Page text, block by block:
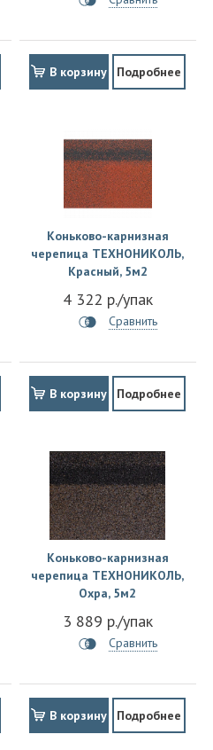
В корзину Подробнее
Коньково-карнизная
черепица ТЕХНОНИКОЛЬ,
Красный, 5м2
4 322 р./упак
Сравнить
В корзину Подробнее
Коньково-карнизная
черепица ТЕХНОНИКОЛЬ,
Охра, 5м2
3 889 р./упак
Сравнить
В корзину Подробнее